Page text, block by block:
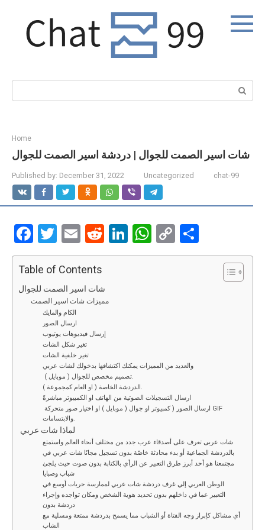
content
Search:
Home
شات اسير الصمت للجوال | دردشة اسير الصمت للجوال
Published by: December 31, 2022 Uncategorized chat-99
F
a
ce
b
o
o
T
wi
tt
er
E
m
ail
R
e
di
t
Li
n
W
h
C
o
h
Table of Contents
شات اسير الصمت للجوال
مميزات شات اسير الصمت
الكام والمايك
ارسال الصور
إرسال فيديوهات يوتيوب
تغير شكل الشات
تغير خلفية الشات
والعديد من المميزات يمكنك اكتشافها بدخولك لشات عربي
تصميم مخصص للجوال ( موبايل ).
الدردشة الخاصة ( او العام كمجموعة ).
ارسال التسجيلات الصوتية من الهاتف او الكمبيوتر مباشرةً
والابتسامات.
لماذا شات عربي
شات عربى تعرف على أصدقاء عرب جدد من مختلف أنحاء العالم واستمتع
بالدردشة الجماعية أو بدء محادثة خاصّة بدون تسجيل مجانًا شات عربي في
مجتمعنا هو أحد أبرز طرق التعبير عن الرأي بالكتابة بدون صوت حيث يلجئ
شباب وصبايا
الوطن العربي إلي غرف دردشة شات عربي لممارسة حريات أوسع في
التعبير عما في داخلهم بدون تحديد هوية الشخص ومكان تواجده وإجراء
دردشة بدون
أي مشاكل كإبراز وجه الفتاة أو الشباب مما يسمح بدردشة ممتعة ومسلية مع
الشاب